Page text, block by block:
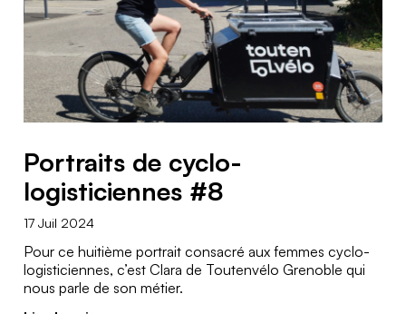
Portraits de cyclo-
logisticiennes #8
17 Juil 2024
Pour ce huitième portrait consacré aux femmes cyclo-
logisticiennes, c’est Clara de Toutenvélo Grenoble qui
nous parle de son métier.